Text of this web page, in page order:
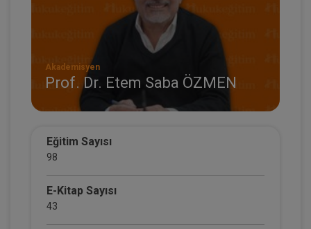
Akademisyen
Prof. Dr. Etem Saba ÖZMEN
Eğitim Sayısı
98
E-Kitap Sayısı
43